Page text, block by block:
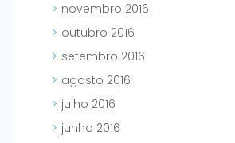
novembro 2016
outubro 2016
setembro 2016
agosto 2016
julho 2016
junho 2016